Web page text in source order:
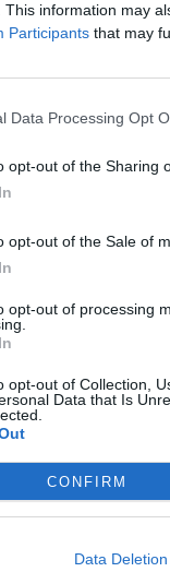
This information may
Participants that may
Data Processing Opt
opt-out of the Sharing
opt-out of the Sale of
opt-out of processing
opt-out of Collection,
Data that Is
CONFIRM
Data Deletion